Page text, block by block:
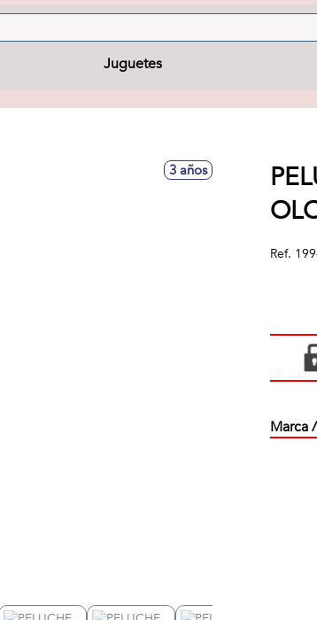
Juguetes
3 años
Ref.
Marca